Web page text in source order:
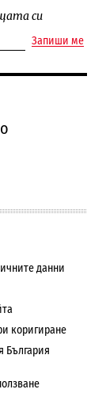
си
Запиши ме
данни
коригиране
България